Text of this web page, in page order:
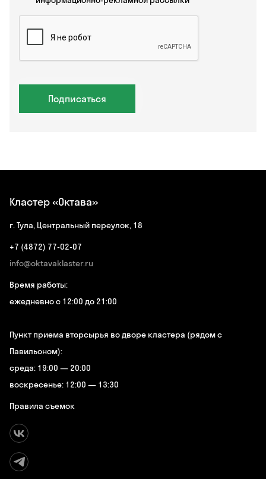
Подписаться
Кластер «Октава»
г. Тула, Центральный переулок, 18
+7 (4872) 77-02-07
info@oktavaklaster.ru
Время работы:
ежедневно с 12:00 до 21:00
Пункт приема вторсырья во дворе кластера (рядом с
Павильоном):
среда: 19:00 — 20:00
воскресенье: 12:00 — 13:30
Правила съемок